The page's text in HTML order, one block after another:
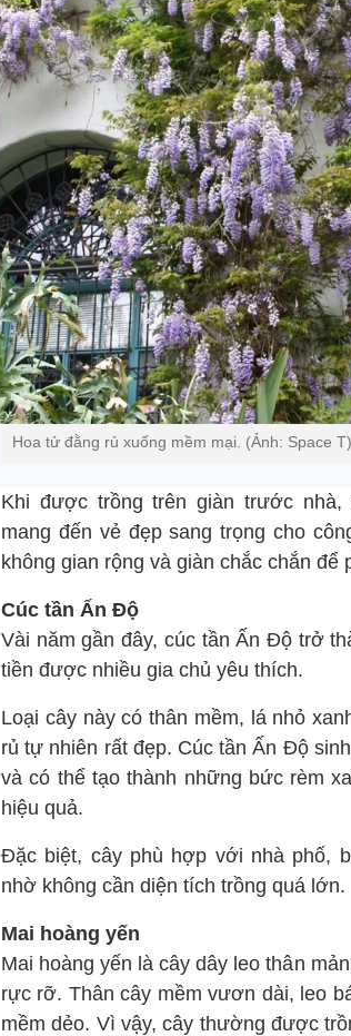
Hoa tử đằng rủ xuống mềm mại. (Ảnh: Space T)
Khi được trồng trên giàn trước
mang đến vẻ đẹp sang trọng cho
không gian rộng và giàn chắc chắn để
Cúc tần Ấn Độ
Vài năm gần đây, cúc tần Ấn Độ trở
tiền được nhiều gia chủ yêu thích.
Loại cây này có thân mềm, lá nhỏ
rủ tự nhiên rất đẹp. Cúc tần Ấn Độ
và có thể tạo thành những bức rèm
hiệu quả.
Đặc biệt, cây phù hợp với nhà phố,
nhờ không cần diện tích trồng quá lớn.
Mai hoàng yến
Mai hoàng yến là cây dây leo thân
rực rỡ. Thân cây mềm vươn dài, leo
mềm dẻo. Vì vậy, cây thường được